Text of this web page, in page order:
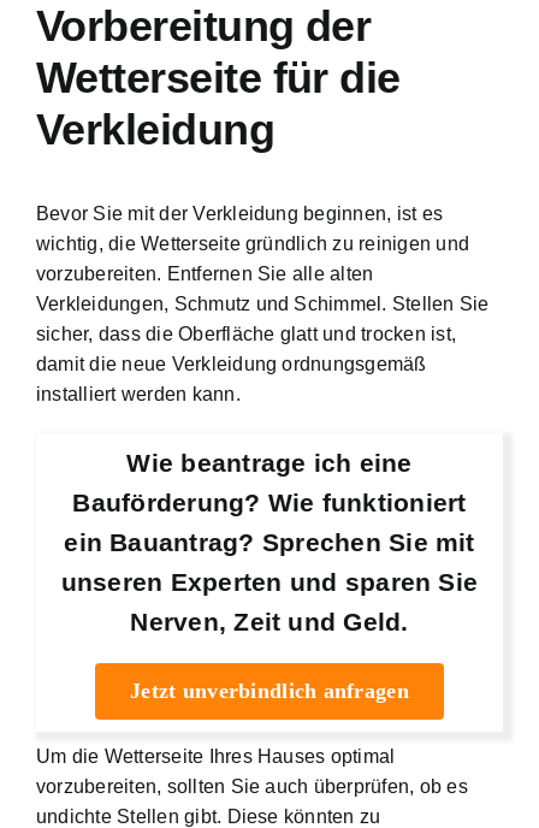
Vorbereitung der
Wetterseite für die
Verkleidung
Bevor Sie mit der Verkleidung beginnen, ist es
wichtig, die Wetterseite gründlich zu reinigen und
vorzubereiten. Entfernen Sie alle alten
Verkleidungen, Schmutz und Schimmel. Stellen Sie
sicher, dass die Oberfläche glatt und trocken ist,
damit die neue Verkleidung ordnungsgemäß
installiert werden kann.
Wie beantrage ich eine
Bauförderung? Wie funktioniert
ein Bauantrag? Sprechen Sie mit
unseren Experten und sparen Sie
Nerven, Zeit und Geld.
Jetzt unverbindlich anfragen
Um die Wetterseite Ihres Hauses optimal
vorzubereiten, sollten Sie auch überprüfen, ob es
undichte Stellen gibt. Diese könnten zu